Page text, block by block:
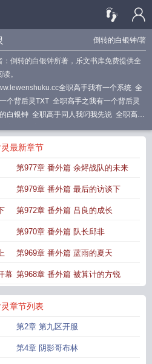
倒转的白银钟/著
倒转的白银钟所著，乐文书库免费提供全
。
全职高手我有一个系统 全
个背后灵TXT 全职高手之我有一个背后灵
白银钟 全职高手同人我叼我先说 全职高手
全职高手之我有一个背后灵无错字精校版
个背后灵 倒转的白银钟全职高手之我的超
职高手位面的全职高手之求带师傅
后灵有声我是全职高手全职高手之我只是
职高手全职高手之我叼我先说
后灵百度百科 全职高手之我有系统
最新章节
第977章 番外篇 余烬战队的未来
第979章 番外篇 最后的访谈下
第972章 番外篇 吕良的成长
第970章 番外篇 队长邱非
第969章 番外篇 蓝雨的夏天
幕 第968章 番外篇 被算计的方锐
章节列表
第2章 第九区开服
第4章 阴影哥布林